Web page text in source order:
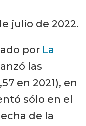
julio de 2022.
por La
las
en 2021), en
sólo en el
de la